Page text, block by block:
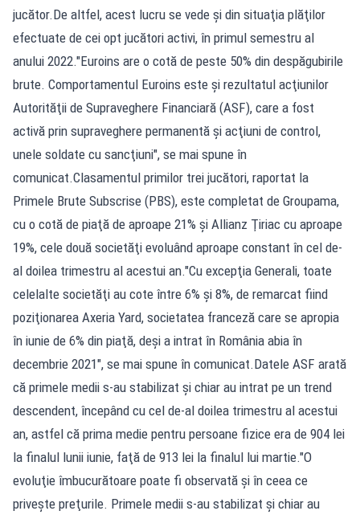
jucător.De altfel, acest lucru se vede şi din situaţia plăţilor
efectuate de cei opt jucători activi, în primul semestru al
anului 2022."Euroins are o cotă de peste 50% din despăgubirile
brute. Comportamentul Euroins este şi rezultatul acţiunilor
Autorităţii de Supraveghere Financiară (ASF), care a fost
activă prin supraveghere permanentă şi acţiuni de control,
unele soldate cu sancţiuni", se mai spune în
comunicat.Clasamentul primilor trei jucători, raportat la
Primele Brute Subscrise (PBS), este completat de Groupama,
cu o cotă de piaţă de aproape 21% şi Allianz Ţiriac cu aproape
19%, cele două societăţi evoluând aproape constant în cel de-
al doilea trimestru al acestui an."Cu excepţia Generali, toate
celelalte societăţi au cote între 6% şi 8%, de remarcat fiind
poziţionarea Axeria Yard, societatea franceză care se apropia
în iunie de 6% din piaţă, deşi a intrat în România abia în
decembrie 2021", se mai spune în comunicat.Datele ASF arată
că primele medii s-au stabilizat şi chiar au intrat pe un trend
descendent, începând cu cel de-al doilea trimestru al acestui
an, astfel că prima medie pentru persoane fizice era de 904 lei
la finalul lunii iunie, faţă de 913 lei la finalul lui martie."O
evoluţie îmbucurătoare poate fi observată şi în ceea ce
priveşte preţurile. Primele medii s-au stabilizat şi chiar au